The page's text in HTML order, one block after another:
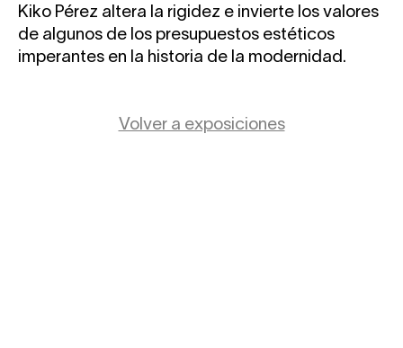
Kiko Pérez altera la rigidez e invierte los valores
de algunos de los presupuestos estéticos
imperantes en la historia de la modernidad.
Volver a exposiciones